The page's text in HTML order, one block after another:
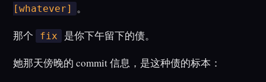
[whatever]
。
那个
fix
是你下午留下的债。
她那天傍晚的 commit 信息，是这种债的标本：